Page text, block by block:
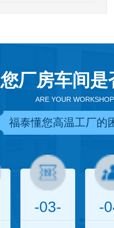
您厂房车间
ARE YOUR
福泰懂您高温工厂的
-03- -